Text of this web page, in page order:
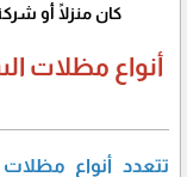
كان منزلًا أو
أنواع مظلات
تتعدد أنواع